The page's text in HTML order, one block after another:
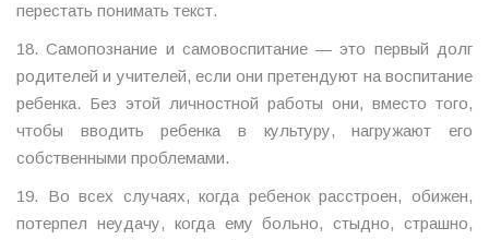
перестать понимать текст.
18. Самопознание и самовоспитание — это первый долг
родителей и учителей, если они претендуют на воспитание
ребенка. Без этой личностной работы они, вместо того,
чтобы вводить ребенка в культуру, нагружают его
собственными проблемами.
19. Во всех случаях, когда ребенок расстроен, обижен,
потерпел неудачу, когда ему больно, стыдно, страшно,